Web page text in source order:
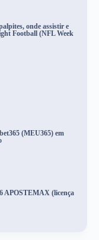
onde assistir e
Football (NFL Week
(MEU365) em
APOSTEMAX (licença